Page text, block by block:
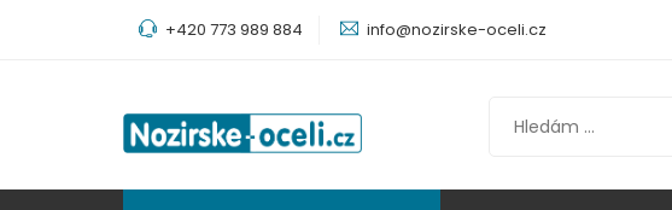
+420 773 989 884 info@nozirske-oceli.cz